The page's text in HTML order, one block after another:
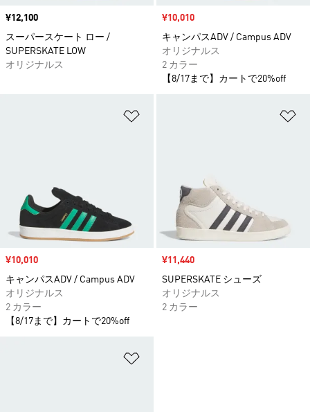
価格
¥12,100
スーパースケート ロー /
SUPERSKATE LOW
オリジナルス
セール価格
¥10,010
キャンパスADV / Campus ADV
オリジナルス
2 カラー
【8/17まで】カートで20%off
セール価格
¥10,010
キャンパスADV / Campus ADV
オリジナルス
2 カラー
【8/17まで】カートで20%off
セール価格
¥11,440
SUPERSKATE シューズ
オリジナルス
2 カラー